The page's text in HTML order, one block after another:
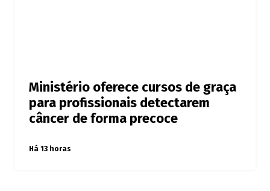
Ministério oferece cursos de graça
para profissionais detectarem
câncer de forma precoce
Há 13 horas